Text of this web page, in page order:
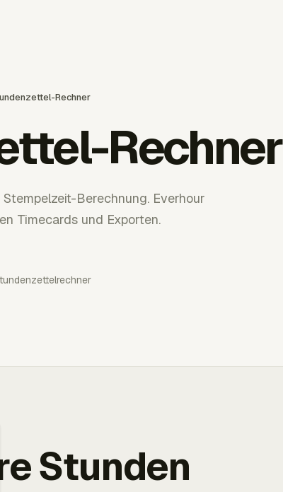
Rechner
Rechner
Berechnung. Everhour
Timecards und Exporten.
Stunden